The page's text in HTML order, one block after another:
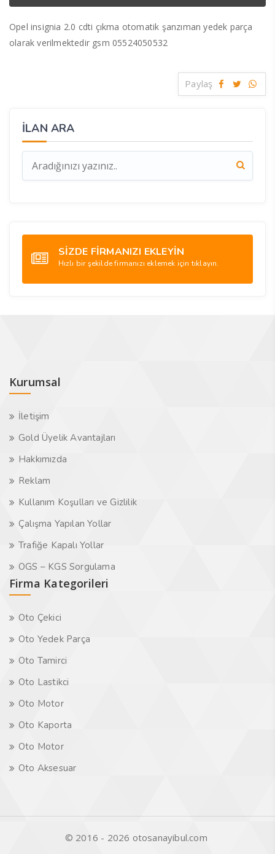
Opel insignia 2.0 cdti çıkma otomatik şanzıman yedek parça
olarak verilmektedir gsm 05524050532
Paylaş
İLAN ARA
SİZDE FİRMANIZI EKLEYİN
Hızlı bir şekilde firmanızı eklemek için tıklayın.
Kurumsal
İletişim
Gold Üyelik Avantajları
Hakkımızda
Reklam
Kullanım Koşulları ve Gizlilik
Çalışma Yapılan Yollar
Trafiğe Kapalı Yollar
OGS – KGS Sorgulama
Firma Kategorileri
Oto Çekici
Oto Yedek Parça
Oto Tamirci
Oto Lastikci
Oto Motor
Oto Kaporta
Oto Motor
Oto Aksesuar
© 2016 - 2026 otosanayibul.com